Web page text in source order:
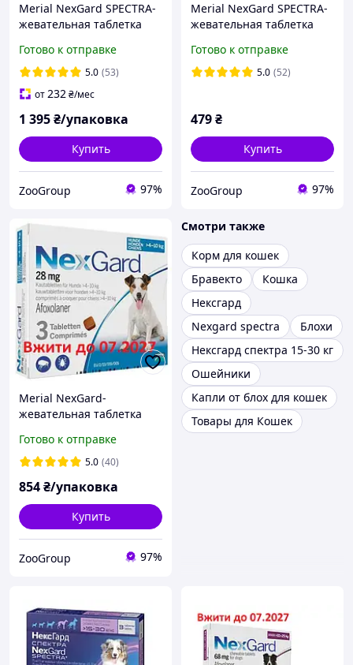
Merial NexGard SPECTRA-
жевательная таблетка
таблетки
Готово к отправке
5.0 (53)
от232₴/мес
1 395₴/упаковка
Купить
ZooGroup 97%
Merial NexGard SPECTRA-
жевательная таблетка
таблетка
Готово к отправке
5.0 (52)
479₴
Купить
ZooGroup 97%
Merial NexGard-
жевательная таблетка
кг) 3 таблетки
Готово к отправке
5.0 (40)
854₴/упаковка
Купить
ZooGroup 97%
Смотри также
Корм для кошек
Бравекто
Кошка
Нексгард
Nexgard spectra
Блохи
Нексгард спектра 15-30 кг
Ошейники
Капли от блох для кошек
Товары для Кошек